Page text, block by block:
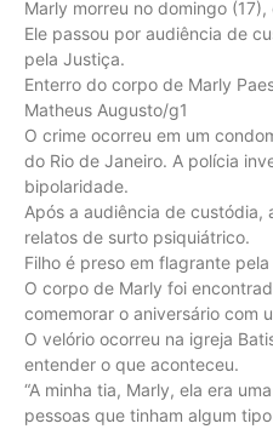
Marly morreu no domingo
Ele passou por audiência de
pela Justiça.
Enterro do corpo de Marly
Matheus Augusto/g1
O crime ocorreu em um
do Rio de Janeiro. A polícia
bipolaridade.
Após a audiência de
relatos de surto psiquiátrico.
Filho é preso em flagrante
O corpo de Marly foi
comemorar o aniversário com
O velório ocorreu na igreja
entender o que aconteceu.
“A minha tia, Marly, ela era
pessoas que tinham algum